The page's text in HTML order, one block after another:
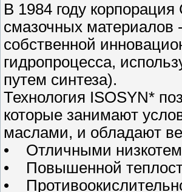
В 1984 году
смазочных материалов
собственной
гидропроцесса,
путем синтеза).
Технология ISOSYN*
которые занимают
маслами, и обладают
• Отличными
• Повышенной
•